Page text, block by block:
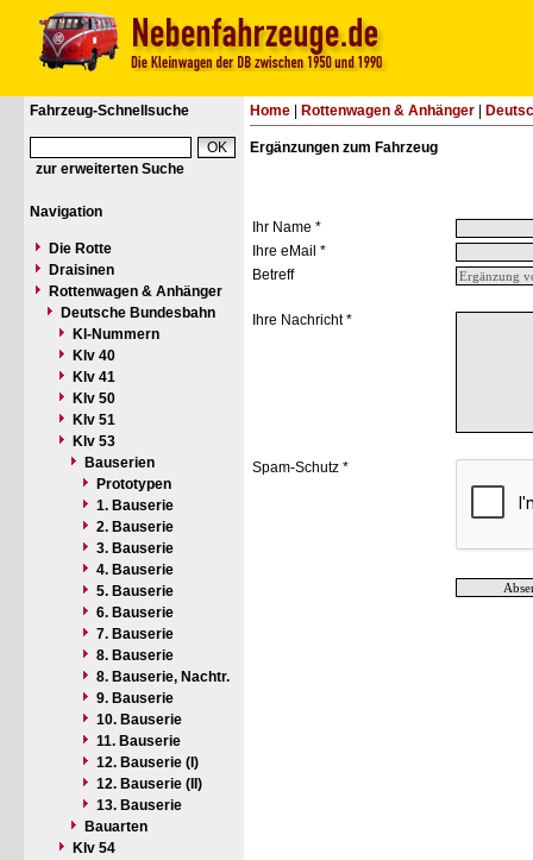
Fahrzeug-Schnellsuche
zur erweiterten Suche
Navigation
Die Rotte
Draisinen
Rottenwagen & Anhänger
Deutsche Bundesbahn
Kl-Nummern
Klv 40
Klv 41
Klv 50
Klv 51
Klv 53
Bauserien
Prototypen
1. Bauserie
2. Bauserie
3. Bauserie
4. Bauserie
5. Bauserie
6. Bauserie
7. Bauserie
8. Bauserie
8. Bauserie, Nachtr.
9. Bauserie
10. Bauserie
11. Bauserie
12. Bauserie (I)
12. Bauserie (II)
13. Bauserie
Bauarten
Klv 54
Home Rottenwagen & Anhänger
Ergänzungen zum Fahrzeug
Ihr Name *
Ihre eMail *
Betreff
Ihre Nachricht *
Spam-Schutz *